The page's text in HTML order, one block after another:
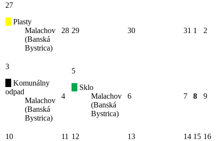
27
Plasty
Malachov
(Banská
Bystrica)
28 29 30 31 1 2
3
Komunálny
odpad
Malachov
(Banská
Bystrica)
4
5
Sklo
Malachov
(Banská
Bystrica)
6 7 8 9
10 11 12 13 14 15 16